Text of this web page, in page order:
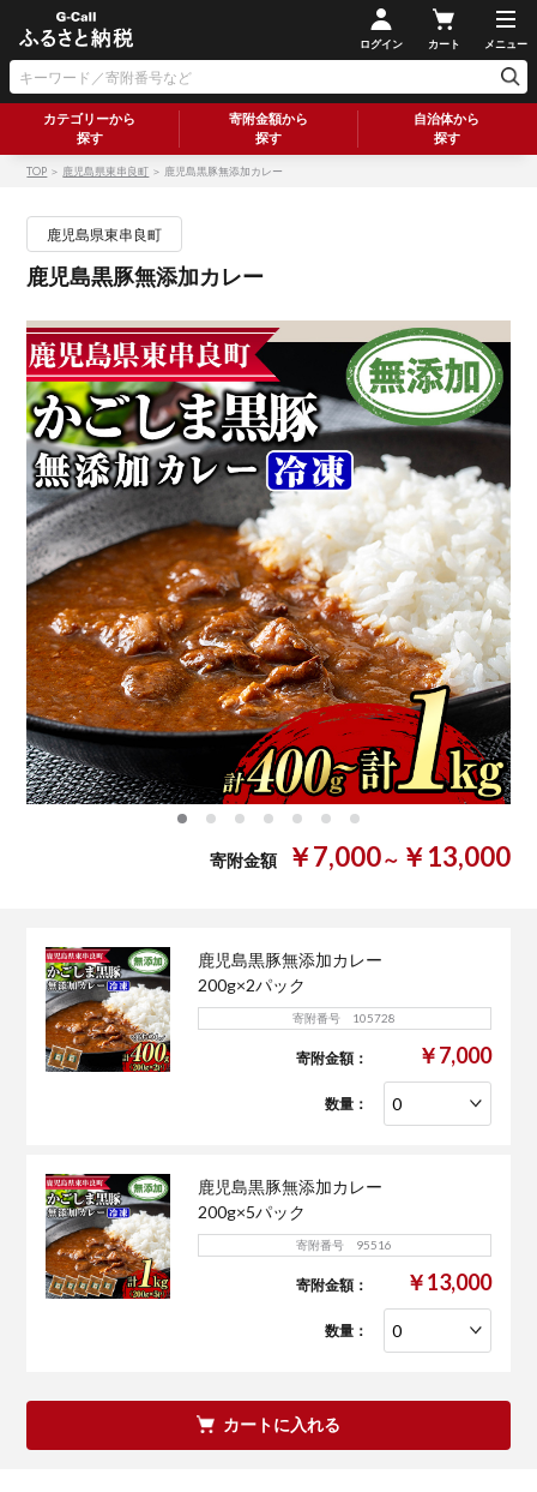
ログイン カート メニュー
カテゴリーから
探す
寄附金額から
探す
自治体から
探す
TOP ＞ 鹿児島県東串良町 ＞ 鹿児島黒豚無添加カレー
鹿児島県東串良町
鹿児島黒豚無添加カレー
寄附金額 ￥7,000～ ￥13,000
鹿児島黒豚無添加カレー
200g×2パック
寄附番号 105728
寄附金額： ￥7,000
数量：
鹿児島黒豚無添加カレー
200g×5パック
寄附番号 95516
寄附金額： ￥13,000
数量：
カートに入れる